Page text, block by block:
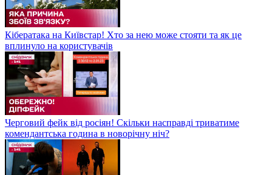
Кібератака на Київстар! Хто за нею може стояти та як це
вплинуло на користувачів
Черговий фейк від росіян! Скільки насправді триватиме
комендантська година в новорічну ніч?